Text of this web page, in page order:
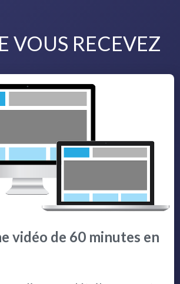
VOUS RECEVEZ
vidéo de 60 minutes en